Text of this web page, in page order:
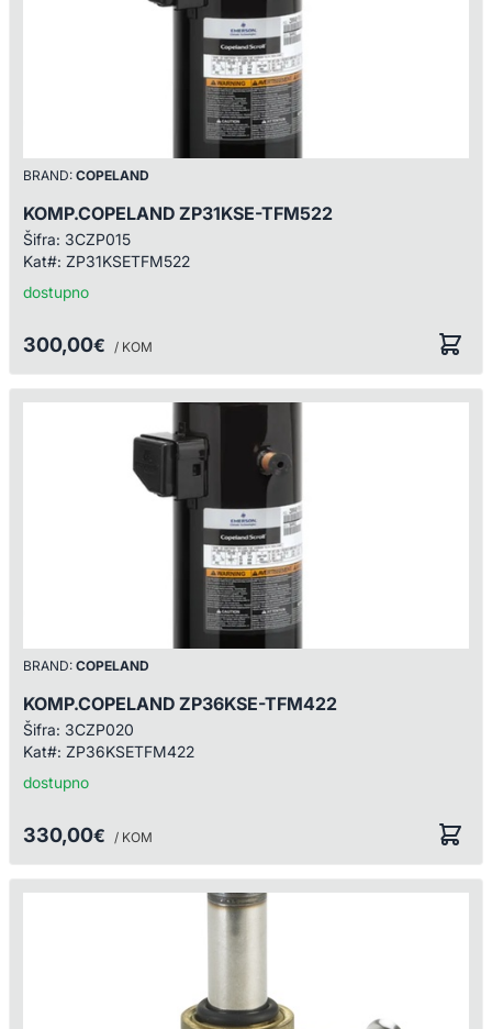
BRAND: COPELAND
KOMP.COPELAND ZP31KSE-TFM522
Šifra: 3CZP015
Kat#: ZP31KSETFM522
dostupno
300,00€ / KOM
BRAND: COPELAND
KOMP.COPELAND ZP36KSE-TFM422
Šifra: 3CZP020
Kat#: ZP36KSETFM422
dostupno
330,00€ / KOM